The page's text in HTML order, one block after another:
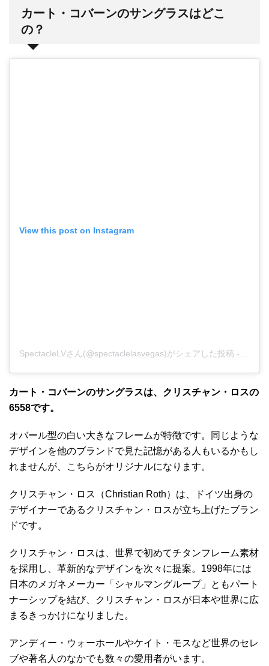
カート・コバーンのサングラスはどこ
の？
View this post on Instagram
SpectacleLVさん(@spectaclelasvegas)がシェアした投稿 - 2019
カート・コバーンのサングラスは、クリスチャン・ロスの
6558です。
オバール型の白い大きなフレームが特徴です。同じような
デザインを他のブランドで見た記憶がある人もいるかもし
れませんが、こちらがオリジナルになります。
クリスチャン・ロス（Christian Roth）は、ドイツ出身の
デザイナーであるクリスチャン・ロスが立ち上げたブラン
ドです。
クリスチャン・ロスは、世界で初めてチタンフレーム素材
を採用し、革新的なデザインを次々に提案。1998年には
日本のメガネメーカー「シャルマングループ」ともパート
ナーシップを結び、クリスチャン・ロスが日本や世界に広
まるきっかけになりました。
アンディー・ウォーホールやケイト・モスなど世界のセレ
ブや著名人のなかでも数々の愛用者がいます。